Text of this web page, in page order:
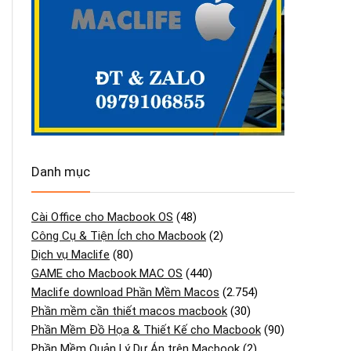
Danh mục
Cài Office cho Macbook OS (48)
Công Cụ & Tiện Ích cho Macbook (2)
Dịch vụ Maclife (80)
GAME cho Macbook MAC OS (440)
Maclife download Phần Mềm Macos (2.754)
Phần mềm cần thiết macos macbook (30)
Phần Mềm Đồ Họa & Thiết Kế cho Macbook (90)